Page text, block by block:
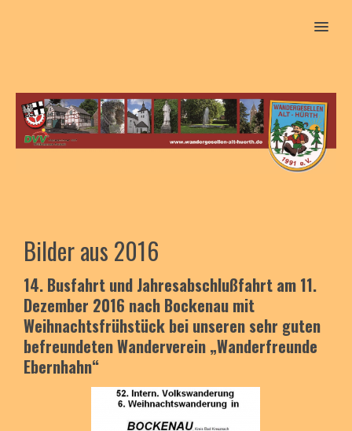
MENU
Bilder aus 2016
14. Busfahrt und Jahresabschlußfahrt am 11.
Dezember 2016 nach Bockenau mit
Weihnachtsfrühstück bei unseren sehr guten
befreundeten Wanderverein „Wanderfreunde
Ebernhahn“